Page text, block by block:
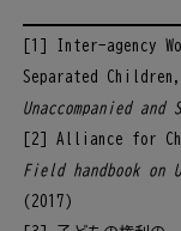
[1] Inter-agency
Separated
Unaccompanied
[2] Alliance for
Field handbook on
(2017)